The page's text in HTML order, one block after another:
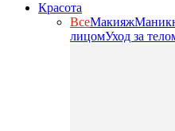
Красота
ВсеМакияж
лицомУход за